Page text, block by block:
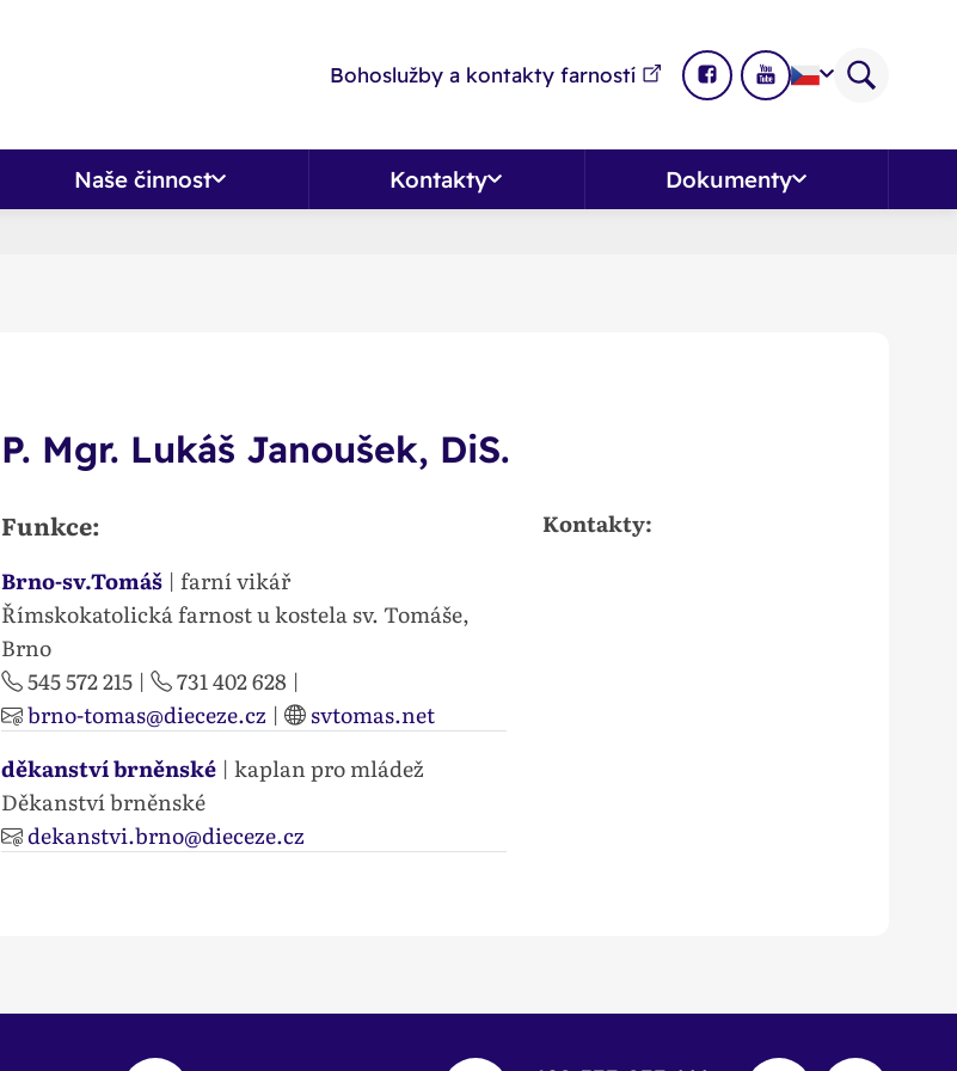
Naše činnost Kontakty Dokumenty
Bohoslužby a kontakty farností
P. Mgr. Lukáš Janoušek, DiS.
Funkce:
Brno-sv.Tomáš| farní vikář
Římskokatolická farnost u kostela sv. Tomáše,
Brno
545 572 215| 731 402 628 |
brno-tomas@dieceze.cz |
svtomas.net
děkanství brněnské| kaplan pro mládež
Děkanství brněnské
dekanstvi.brno@dieceze.cz
Kontakty: